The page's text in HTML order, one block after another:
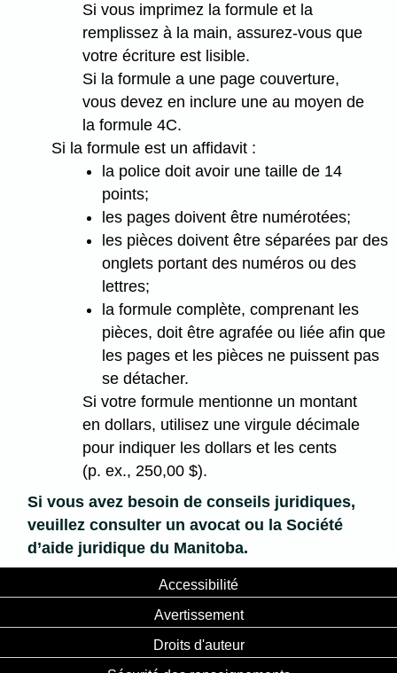
Si vous imprimez la formule et la
remplissez à la main, assurez-vous que
votre écriture est lisible.
Si la formule a une page couverture,
vous devez en inclure une au moyen de
la formule 4C.
Si la formule est un affidavit :
la police doit avoir une taille de 14
points;
les pages doivent être numérotées;
les pièces doivent être séparées par des
onglets portant des numéros ou des
lettres;
la formule complète, comprenant les
pièces, doit être agrafée ou liée afin que
les pages et les pièces ne puissent pas
se détacher.
Si votre formule mentionne un montant
en dollars, utilisez une virgule décimale
pour indiquer les dollars et les cents
(p. ex., 250,00 $).
Si vous avez besoin de conseils juridiques,
veuillez consulter un avocat ou la Société
d’aide juridique du Manitoba.
Accessibilité
Avertissement
Droits d'auteur